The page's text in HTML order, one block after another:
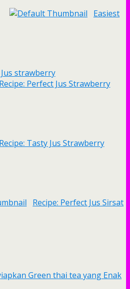
Easiest
strawberry
Recipe: Perfect Jus Strawberry
Recipe: Tasty Jus Strawberry
Recipe: Perfect Jus Sirsat